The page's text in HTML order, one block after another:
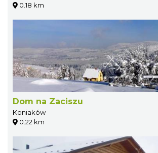
0.18 km
Dom na Zaciszu
Koniaków
0.22 km